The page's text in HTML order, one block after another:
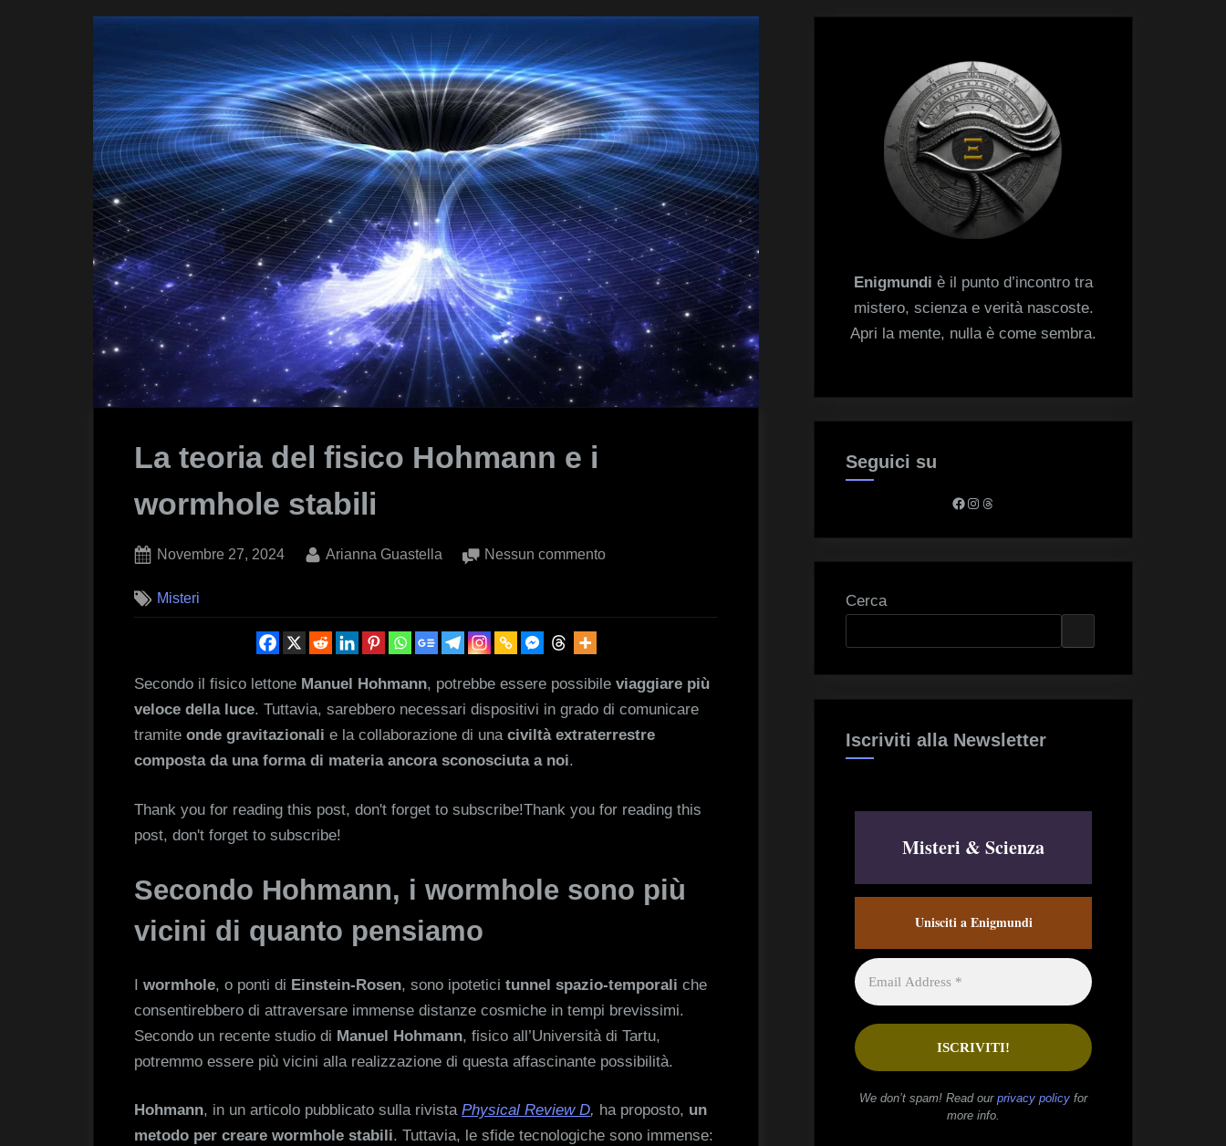
La teoria del fisico Hohmann e i
wormhole stabili
Posted
Novembre 27, 2024 By
Arianna Guastella Nessun commentosu
Hohmann
e
Misteri
Secondo il fisico lettone Manuel Hohmann, potrebbe essere possibile viaggiare più
veloce della luce. Tuttavia, sarebbero necessari dispositivi in grado di comunicare
tramite onde gravitazionali e la collaborazione di unaciviltà extraterrestre
composta da una forma di materia ancora sconosciuta a noi.
Thank you for reading this post, don't forget to subscribe!Thank you for reading this
post, don't forget to subscribe!
Secondo Hohmann, i wormhole sono più
vicini di quanto pensiamo
I wormhole, o ponti di Einstein-Rosen, sono ipotetici tunnel spazio-temporali che
consentirebbero di attraversare immense distanze cosmiche in tempi brevissimi.
Secondo un recente studio di Manuel Hohmann, fisico all’Università di Tartu,
potremmo essere più vicini alla realizzazione di questa affascinante possibilità.
Hohmann, in un articolo pubblicato sulla rivista Physical Review D, ha proposto, un
metodo per creare wormhole stabili. Tuttavia, le sfide tecnologiche sono immense:
Enigmundi è il punto d’incontro tra
mistero, scienza e verità nascoste.
Apri la mente, nulla è come sembra.
Seguici su
Facebook
Instagram
Threads
Cerca
Iscriviti alla Newsletter
Misteri & Scienza
Unisciti a Enigmundi
We don’t spam! Read our privacy policy for
more info.